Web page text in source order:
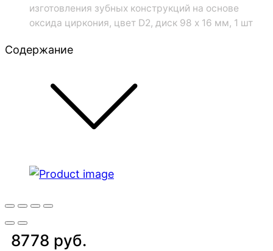
изготовления зубных конструкций на основе
оксида циркония, цвет D2, диск 98 х 16 мм, 1 шт
Содержание
8778 руб.